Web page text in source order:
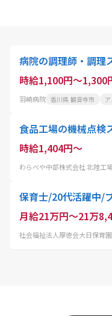
病院の調理師・調理
時給1,100円～1,300
羽崎病院 香川県 観音寺市
食品工場の機械点検
時給1,404円～
わらべや中部株式会社 北陸工
保育士/20代活躍中/
月給21万円～21万
社会福祉法人厚徳会大日保育園